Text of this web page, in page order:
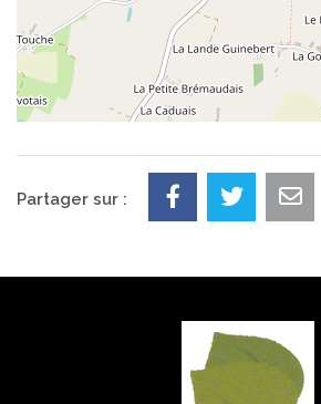
Partager sur :